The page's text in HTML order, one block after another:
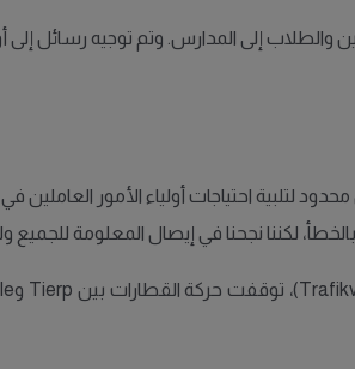
إلى المدارس. وتم توجيه رسائل إلى
لكننا نجحنا في إيصال المعلومة للجميع